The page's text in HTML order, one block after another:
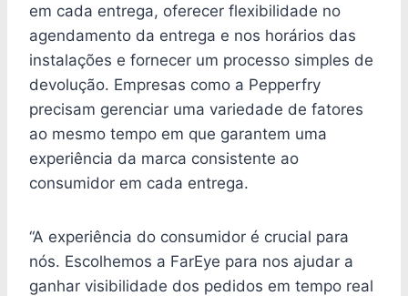
em cada entrega, oferecer flexibilidade no
agendamento da entrega e nos horários das
instalações e fornecer um processo simples de
devolução. Empresas como a Pepperfry
precisam gerenciar uma variedade de fatores
ao mesmo tempo em que garantem uma
experiência da marca consistente ao
consumidor em cada entrega.
“A experiência do consumidor é crucial para
nós. Escolhemos a FarEye para nos ajudar a
ganhar visibilidade dos pedidos em tempo real